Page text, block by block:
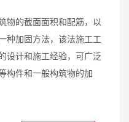
物的截面面积和配筋，以
种加固方法，该法施工工
设计和施工经验，可广泛
构件和一般构筑物的加